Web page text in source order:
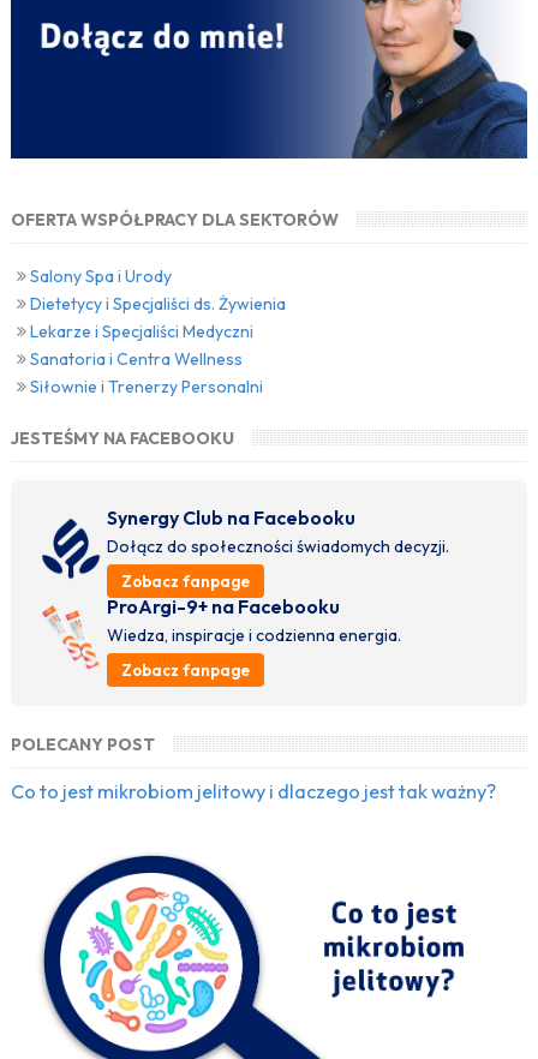
OFERTA WSPÓŁPRACY DLA SEKTORÓW
Salony Spa i Urody
Dietetycy i Specjaliści ds. Żywienia
Lekarze i Specjaliści Medyczni
Sanatoria i Centra Wellness
Siłownie i Trenerzy Personalni
JESTEŚMY NA FACEBOOKU
Synergy Club na Facebooku
Dołącz do społeczności świadomych decyzji.
Zobacz fanpage
ProArgi-9+ na Facebooku
Wiedza, inspiracje i codzienna energia.
Zobacz fanpage
POLECANY POST
Co to jest mikrobiom jelitowy i dlaczego jest tak ważny?